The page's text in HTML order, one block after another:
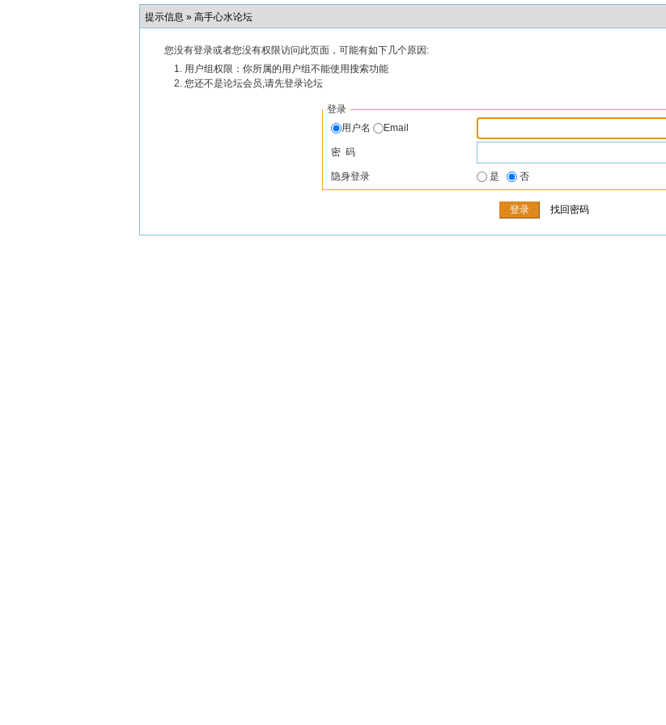
提示信息 » 高手心水论坛
您没有登录或者您没有权限访问此页面，可能有如下几个原因:
用户组权限：你所属的用户组不能使用搜索功能
您还不是论坛会员,请先登录论坛
登录
用户名
Email
密 码
隐身登录 是 否
找回密码